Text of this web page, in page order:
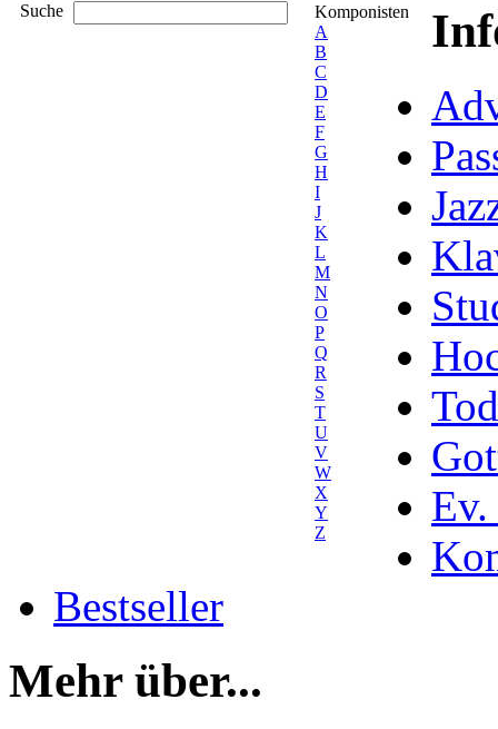
Suche
Komponisten
A
B
C
D
E
F
G
H
I
J
K
L
M
N
O
P
Q
R
S
T
U
V
W
X
Y
Z
Ev.
Bestseller
Mehr über...